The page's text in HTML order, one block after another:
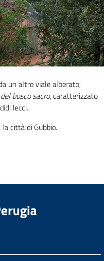
un altro viale alberato,
bosco sacro, caratterizzato
lecci.
città di Gubbio.